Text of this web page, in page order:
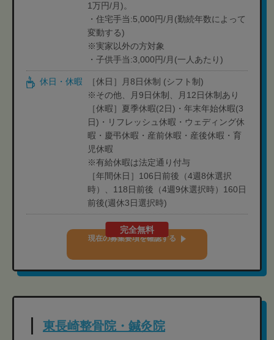
1万円/月)。
・住宅手当:5,000円/月(勤続年数によって
変動する)
※実家以外の方対象
・子供手当:3,000円/月(一人あたり)
休日・休暇
［休日］月8日休制 (シフト制)
※その他、月9日休制、月12日休制あり
［休暇］夏季休暇(2日)・年末年始休暇(3
日)・リフレッシュ休暇・ウェディング休
暇・慶弔休暇・産前休暇・産後休暇・育
児休暇
※有給休暇は法定通り付与
［年間休日］106日前後（4週8休選択
時）、118日前後（4週9休選択時）160日
前後(週休3日選択時)
完全無料
現在の募集要項を確認する
東長崎整骨院・鍼灸院